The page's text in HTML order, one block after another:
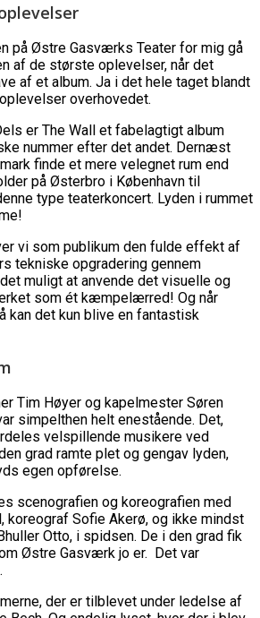
på Østre Gasværks Teater for mig gå
af de største oplevelser, når det
af et album. Ja i det hele taget blandt
overhovedet.
er The Wall et fabelagtigt album
nummer efter det andet. Dernæst
finde et mere velegnet rum end
på Østerbro i København til
type teaterkoncert. Lyden i rummet
vi som publikum den fulde effekt af
tekniske opgradering gennem
muligt at anvende det visuelle og
som ét kæmpelærred! Og når
kan det kun blive en fantastisk
Tim Høyer og kapelmester Søren
simpelthen helt enestående. Det,
velspillende musikere ved
grad ramte plet og gengav lyden,
egen opførelse.
scenografien og koreografien med
koreograf Sofie Akerø, og ikke mindst
Otto, i spidsen. De i den grad fik
Østre Gasværk jo er. Det var
der er tilblevet under ledelse af